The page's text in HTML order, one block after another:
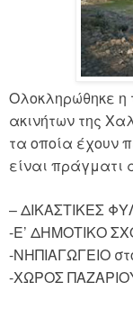
Ολοκληρώθηκε η
ακινήτων της
τα οποία έχουν
είναι πράγματι
– ΔΙΚΑΣΤΙΚΕΣ
-Ε’ ΔΗΜΟΤΙΚΟ
-ΝΗΠΙΑΓΩΓΕΙΟ
-ΧΩΡΟΣ